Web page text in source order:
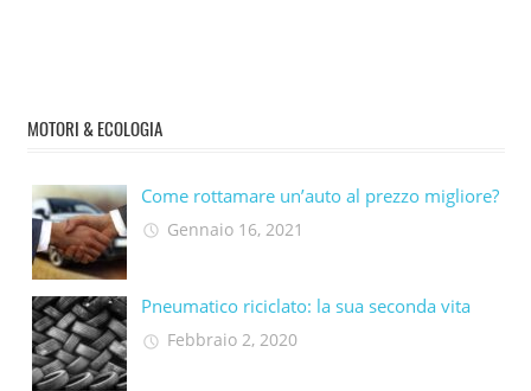
MOTORI & ECOLOGIA
Come rottamare un’auto al prezzo migliore?
Gennaio 16, 2021
Pneumatico riciclato: la sua seconda vita​
Febbraio 2, 2020